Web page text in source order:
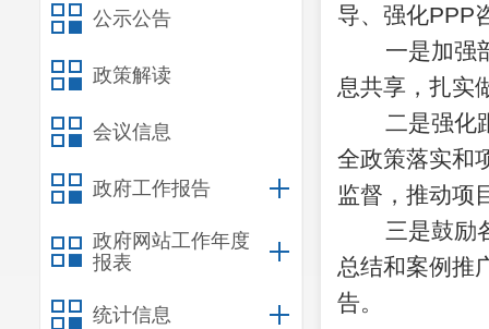
公示公告
政策解读
会议信息
政府工作报告
政府网站工作年度
报表
统计信息
导、强化PPP
一是加强
息共享，扎实
二是强化
全政策落实和
监督，推动项
三是鼓励
总结和案例推
告。